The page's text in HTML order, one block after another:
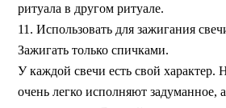
ритуала в другом ритуале.
11. Использовать для зажигания
Зажигать только спичками.
У каждой свечи есть свой характер.
очень легко исполняют задуманное,